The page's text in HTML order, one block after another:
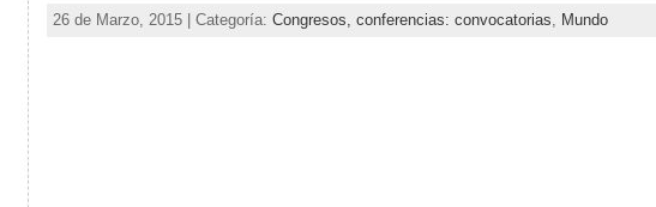
26 de Marzo, 2015 | Categoría: Congresos, conferencias: convocatorias Mundo